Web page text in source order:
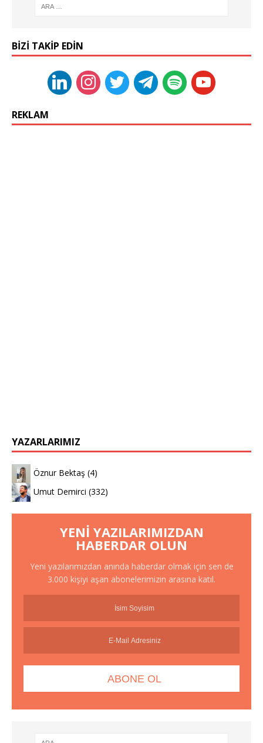
BIZI TAKIP EDIN
REKLAM
YAZARLARIMIZ
Öznur Bektaş (4)
Umut Demirci (332)
YENI YAZILARIMIZDAN
HABERDAR OLUN
Yeni yazılarımızdan anında haberdar olmak için sen de
3.000 kişiyi aşan abonelerimizin arasına katıl.